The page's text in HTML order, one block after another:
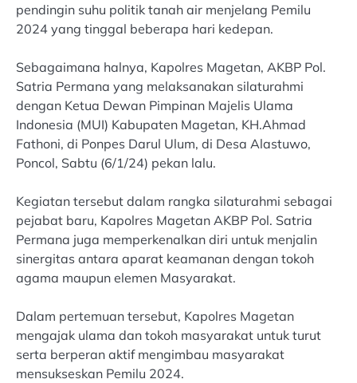
pendingin suhu politik tanah air menjelang Pemilu
2024 yang tinggal beberapa hari kedepan.
Sebagaimana halnya, Kapolres Magetan, AKBP Pol.
Satria Permana yang melaksanakan silaturahmi
dengan Ketua Dewan Pimpinan Majelis Ulama
Indonesia (MUI) Kabupaten Magetan, KH.Ahmad
Fathoni, di Ponpes Darul Ulum, di Desa Alastuwo,
Poncol, Sabtu (6/1/24) pekan lalu.
Kegiatan tersebut dalam rangka silaturahmi sebagai
pejabat baru, Kapolres Magetan AKBP Pol. Satria
Permana juga memperkenalkan diri untuk menjalin
sinergitas antara aparat keamanan dengan tokoh
agama maupun elemen Masyarakat.
Dalam pertemuan tersebut, Kapolres Magetan
mengajak ulama dan tokoh masyarakat untuk turut
serta berperan aktif mengimbau masyarakat
mensukseskan Pemilu 2024.